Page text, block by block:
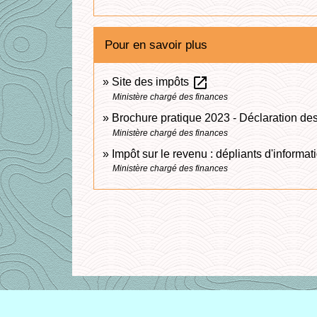
Pour en savoir plus
Site des impôts open_in_new
Ministère chargé des finances
Brochure pratique 2023 - Déclaration
Ministère chargé des finances
Impôt sur le revenu : dépliants
Ministère chargé des finances